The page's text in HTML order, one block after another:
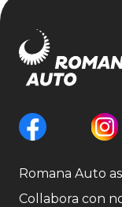
Romana Auto
Collabora con